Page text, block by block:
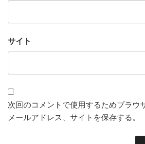
サイト
次回のコメントで使用するためブラウ
メールアドレス、サイトを保存する。